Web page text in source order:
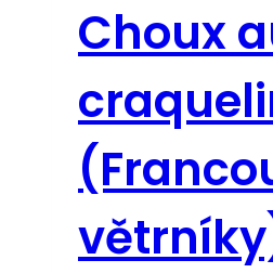
Choux